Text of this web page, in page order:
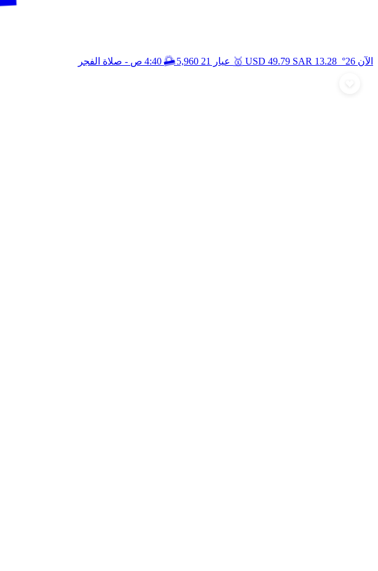
الآن 26° USD 49.79 SAR 13.28
🥇 عيار 21 5,960
🌅4:40 ص - صلاة الفجر